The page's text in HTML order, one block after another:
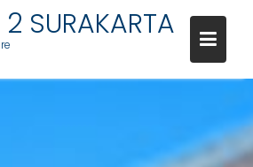
SURAKARTA